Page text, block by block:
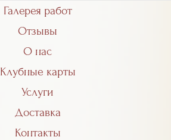
Галерея работ
Отзывы
О нас
Клубные карты
Услуги
Доставка
Контакты